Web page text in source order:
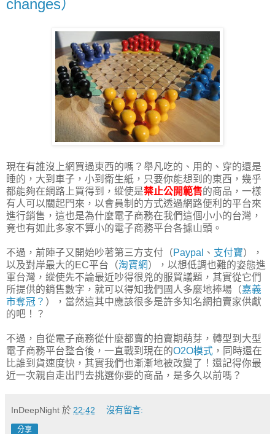
changes）
現在有誰沒上網買過東西的嗎？舉凡吃的、用的、穿的還是
睡的，大到車子，小到衛生紙，只要你能想到的東西，幾乎
都能夠在網路上買得到，縱使是禁止公開範售的商品，一樣
有人可以關起門來，以會員制的方式透過網路便利的平台來
進行銷售，這也是為什麼電子商務在我們這個小小的台灣，
竟也有如此多家不算小的電子商務平台各據山頭。
不過，前陣子又開始吵著第三方支付（Paypal 、 支付寶），
以及對岸最大的EC平台（淘寶網），以想低調也難的姿態進
軍台灣，縱使先不論最近吵得很兇的服貿議題，其實從它們
所提供的銷售數字，就可以得知我們國人多麼地捧場（嘉義
市奪冠？ ），當然這其中應該很多是許多知名網拍賣家供獻
的吧！？
不過，自從電子商務從什麼都賣的拍賣期萌芽，轉型到大型
電子商務平台整合後，一直戰到現在的O2O模式 ，同時還在
比誰到貨速度快，其實我們也漸漸地被改變了！還記得你最
近一次親自走出門去挑選你要的商品，是多久以前嗎？
InDeepNight 於 22:42 沒有留言:
分享